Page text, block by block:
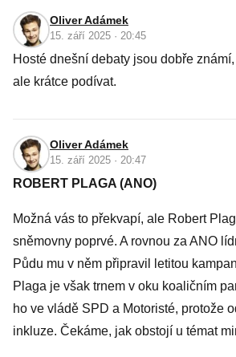
Oliver Adámek
15. září 2025 · 20:45
Hosté dnešní debaty jsou dobře
ale krátce podívat.
Oliver Adámek
15. září 2025 · 20:47
ROBERT PLAGA (ANO)
Možná vás to překvapí, ale Robert
sněmovny poprvé. A rovnou za ANO
Půdu mu v něm připravil letitou
Plaga je však trnem v oku koaličním
ho ve vládě SPD a Motoristé, protože
inkluze. Čekáme, jak obstojí u témat